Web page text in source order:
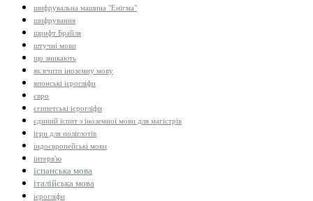
шифрувальна машина "Енігма"
шифрування
шрифт Брайля
штучні мови
що зникають
як вчити іноземну мову
японські ієрогліфи
євро
єгипетські ієрогліфи
єдиний іспит з іноземної мови для магістрів
ігри для поліглотів
індоєвропейські мови
інтерв'ю
іспанська мова
італійська мова
ієрогліфи